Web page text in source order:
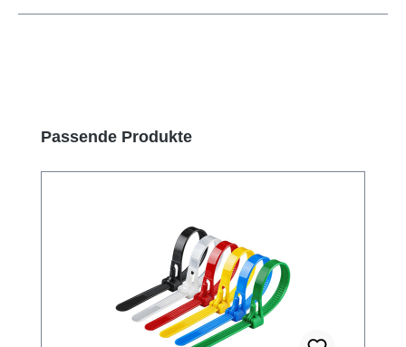
Produktgalerie überspringen
Passende Produkte